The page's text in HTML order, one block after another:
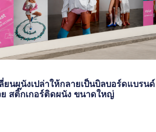
ยนผนังเปล่าให้กลายเป็นบิลบอร์ดแบรนด์
สติ๊กเกอร์ติดผนัง ขนาดใหญ่